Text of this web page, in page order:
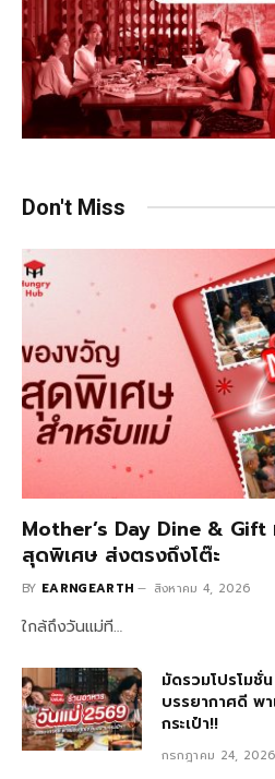
Don't Miss
Mother’s Day Dine &
สุดพิเศษ ส่งตรงถึงโต๊ะ
BY EARNGEARTH สิงหาคม 4, 2026
ใกล้ถึงวันแม่ที…
มัดรวมโปรโมชั่
บรรยากาศดี พ
กระเป๋า!!
กรกฎาคม 24, 2026